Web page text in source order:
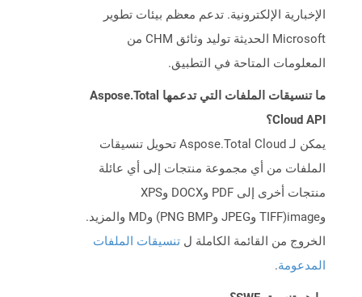
الإخبارية الإلكترونية. تدعم معظم بيئات تطوير
Microsoft الحديثة توليد وثائق CHM من
المعلومات المتاحة في التطبيق.
ما تنسيقات الملفات التي تدعمها Aspose.Total
Cloud API؟
يمكن لـ Aspose.Total Cloud تحويل تنسيقات
الملفات من أي مجموعة منتجات إلى أي عائلة
منتجات أخرى إلى PDF وDOCX وXPS
وimage(TIFF وJPEG وPNG BMP) وMD والمزيد.
الخروج من القائمة الكاملة ل تنسيقات الملفات
المدعومة.